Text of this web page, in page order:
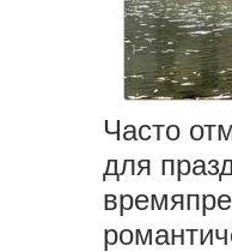
Часто
для